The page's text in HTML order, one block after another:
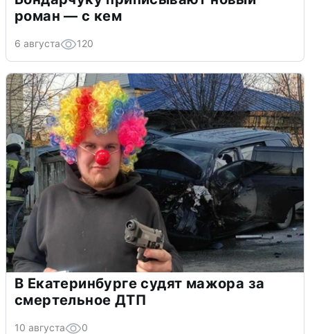
роман — с кем
6 августа 120
В Екатеринбурге судят мажора за
смертельное ДТП
10 августа 0